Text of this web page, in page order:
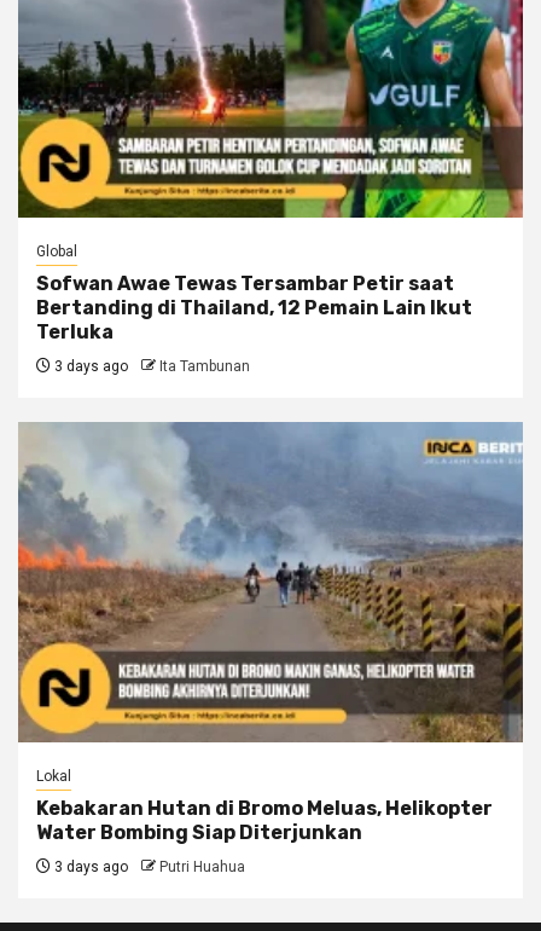
Global
Sofwan Awae Tewas Tersambar Petir saat
Bertanding di Thailand, 12 Pemain Lain Ikut
Terluka
3 days ago Ita Tambunan
Lokal
Kebakaran Hutan di Bromo Meluas, Helikopter
Water Bombing Siap Diterjunkan
3 days ago Putri Huahua